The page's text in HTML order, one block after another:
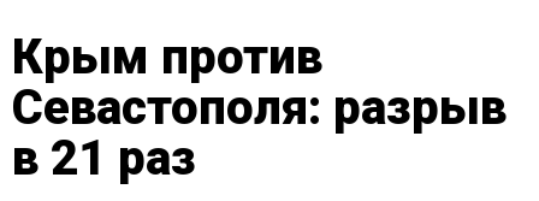
Крым против
Севастополя: разрыв
в 21 раз